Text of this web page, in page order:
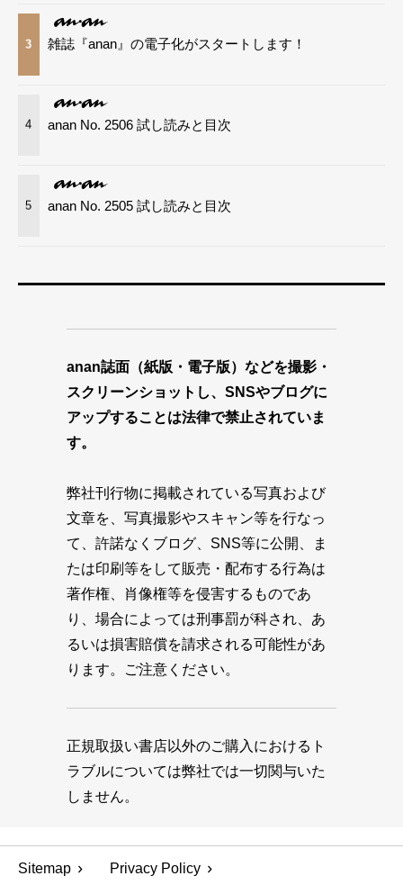
3 雑誌『anan』の電子化がスタートします！
4 anan No. 2506 試し読みと目次
5 anan No. 2505 試し読みと目次
anan誌面（紙版・電子版）などを撮影・
スクリーンショットし、SNSやブログに
アップすることは法律で禁止されていま
す。
弊社刊行物に掲載されている写真および
文章を、写真撮影やスキャン等を行なっ
て、許諾なくブログ、SNS等に公開、ま
たは印刷等をして販売・配布する行為は
著作権、肖像権等を侵害するものであ
り、場合によっては刑事罰が科され、あ
るいは損害賠償を請求される可能性があ
ります。ご注意ください。
正規取扱い書店以外のご購入におけるト
ラブルについては弊社では一切関与いた
しません。
Sitemap Privacy Policy